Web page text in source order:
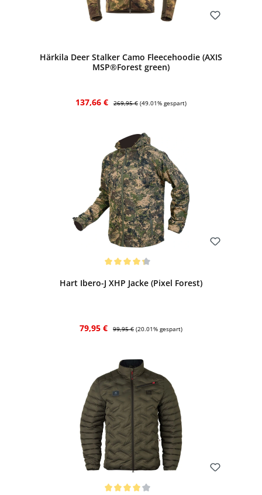
Härkila Deer Stalker Camo Fleecehoodie (AXIS
MSP®Forest green)
Verkaufspreis:
137,66 € Regulärer Preis:
269,95 € (49.01% gespart)
Hart Ibero-J XHP Jacke (Pixel Forest)
Verkaufspreis:
79,95 € Regulärer Preis:
99,95 € (20.01% gespart)